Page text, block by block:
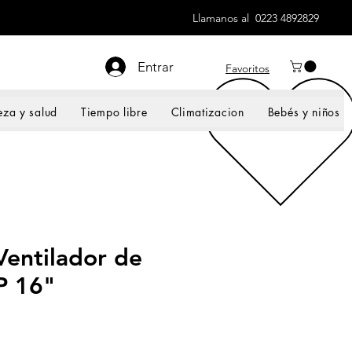
Llamanos al 0223 4892829
Entrar Favoritos
y salud Tiempo libre Climatizacion Bebés y niños
de
16"